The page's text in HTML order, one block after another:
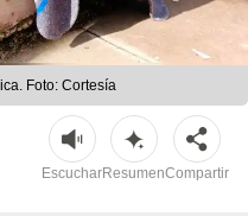
Foto: Cortesía
EscucharResumenCompartir